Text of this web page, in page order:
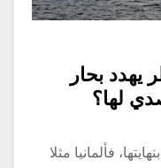
يهدد بحار
لها؟
فألمانيا مثلا